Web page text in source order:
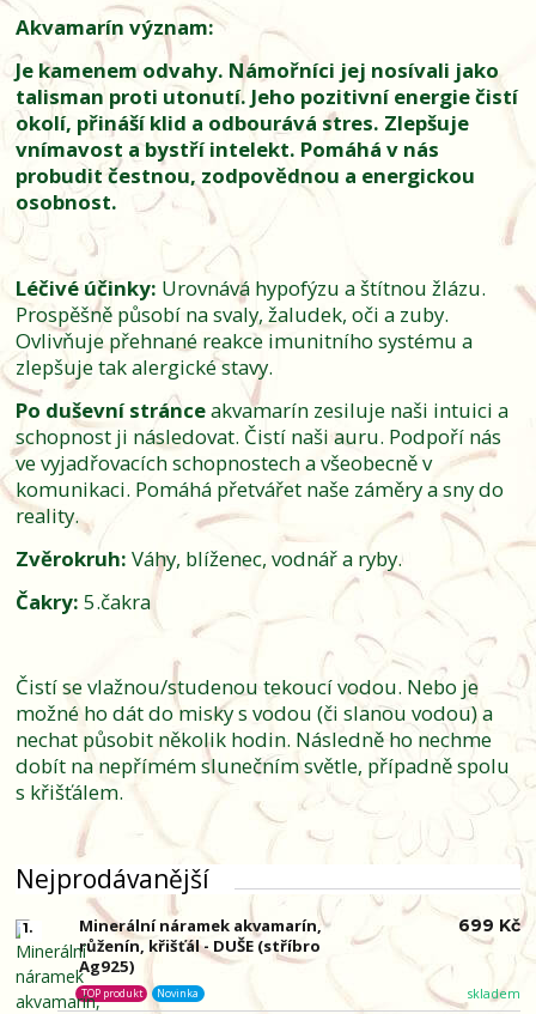
Akvamarín význam:
Je kamenem odvahy. Námořníci jej nosívali jako
talisman proti utonutí. Jeho pozitivní energie čistí
okolí, přináší klid a odbourává stres. Zlepšuje
vnímavost a bystří intelekt. Pomáhá v nás
probudit čestnou, zodpovědnou a energickou
osobnost.
Léčivé účinky: Urovnává hypofýzu a štítnou žlázu.
Prospěšně působí na svaly, žaludek, oči a zuby.
Ovlivňuje přehnané reakce imunitního systému a
zlepšuje tak alergické stavy.
Po duševní stránceakvamarín zesiluje naši intuici a
schopnost ji následovat. Čistí naši auru. Podpoří nás
ve vyjadřovacích schopnostech a všeobecně v
komunikaci. Pomáhá přetvářet naše záměry a sny do
reality.
Zvěrokruh:Váhy, blíženec, vodnář a ryby.
Čakry:5.čakra
Čistí se vlažnou/studenou tekoucí vodou. Nebo je
možné ho dát do misky s vodou (či slanou vodou) a
nechat působit několik hodin. Následně ho nechme
dobít na nepřímém slunečním světle, případně spolu
s křišťálem.
Nejprodávanější
1.
Minerální náramek akvamarín,
růženín, křišťál - DUŠE (stříbro
Ag925)
skladem
TOP produkt Novinka
699 Kč